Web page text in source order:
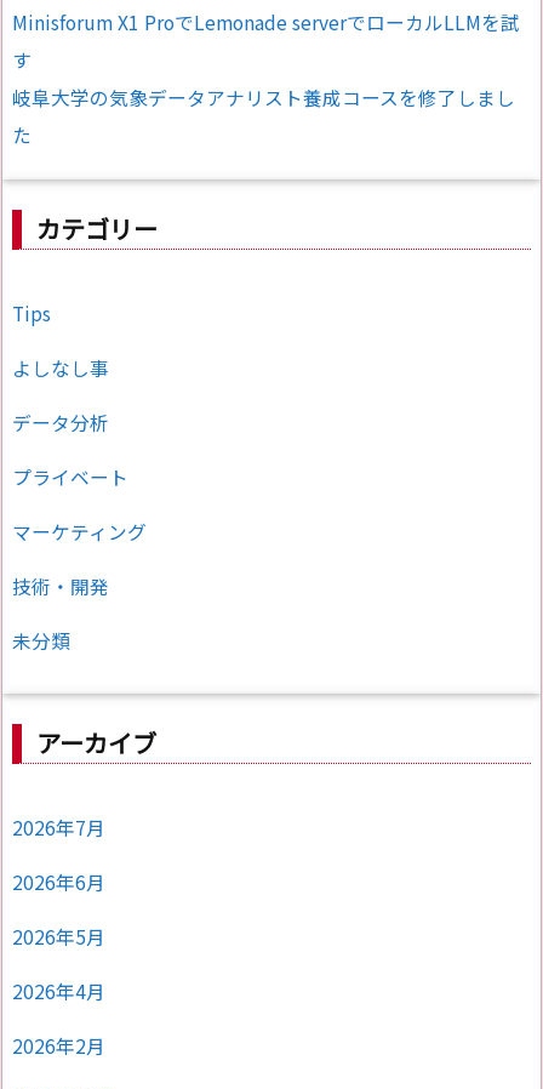
Minisforum X1 ProでLemonade serverでローカルLLMを試
す
岐阜大学の気象データアナリスト養成コースを修了しまし
た
カテゴリー
Tips
よしなし事
データ分析
プライベート
マーケティング
技術・開発
未分類
アーカイブ
2026年7月
2026年6月
2026年5月
2026年4月
2026年2月